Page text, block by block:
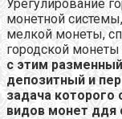
Урегулирование
монетной
мелкой монеты,
городской монеты
с этим
депозитный и
задача которого
видов монет ддя